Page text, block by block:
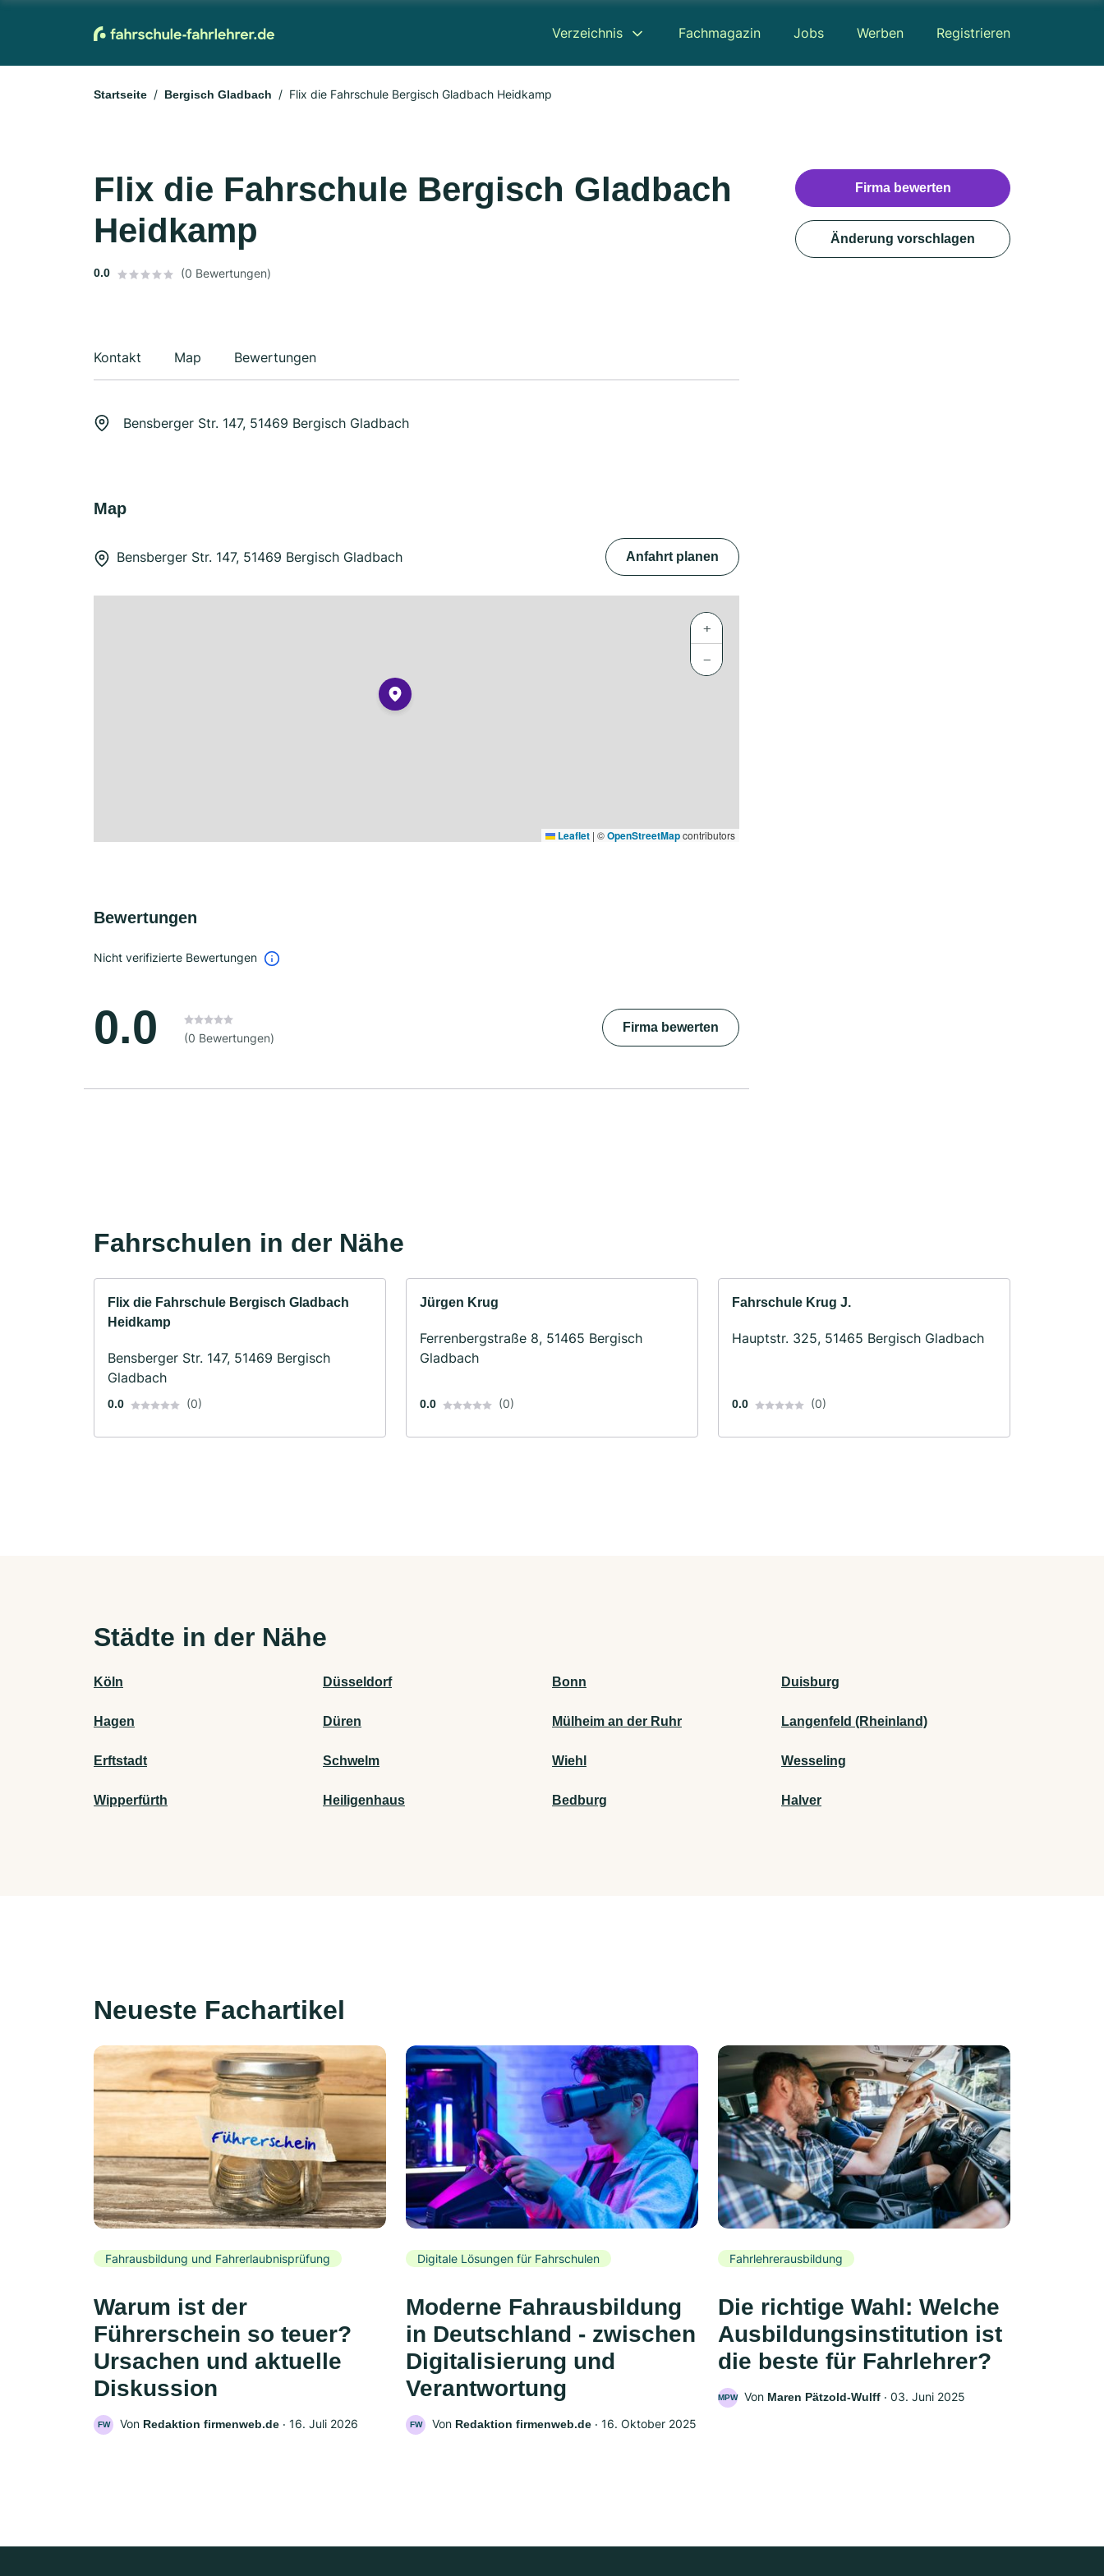
Verzeichnis Fachmagazin Jobs Werben Registrieren
Startseite Bergisch Gladbach Flix die Fahrschule Bergisch Gladbach Heidkamp
Flix die Fahrschule Bergisch Gladbach
Heidkamp
0.0 (0 Bewertungen)
Kontakt Map Bewertungen
Bensberger Str. 147, 51469 Bergisch Gladbach
Map
Bensberger Str. 147, 51469 Bergisch Gladbach Anfahrt planen
+
−
Leaflet | ©OpenStreetMapcontributors
Bewertungen
Nicht verifizierte Bewertungen
0.0 (0 Bewertungen)
Firma bewerten
Firma bewerten
Änderung vorschlagen
Fahrschulen in der Nähe
Flix die Fahrschule Bergisch Gladbach
Heidkamp
Bensberger Str. 147, 51469 Bergisch
Gladbach
0.0 (0)
Jürgen Krug
Ferrenbergstraße 8, 51465 Bergisch
Gladbach
0.0 (0)
Fahrschule Krug J.
Hauptstr. 325, 51465 Bergisch Gladbach
0.0 (0)
Städte in der Nähe
Köln Düsseldorf Bonn Duisburg
Hagen Düren Mülheim an der Ruhr Langenfeld (Rheinland)
Erftstadt Schwelm Wiehl Wesseling
Wipperfürth Heiligenhaus Bedburg Halver
Neueste Fachartikel
Fahrausbildung und Fahrerlaubnisprüfung
Warum ist der
Führerschein so teuer?
Ursachen und aktuelle
Diskussion
FW Von Redaktion firmenweb.de ‧ 16. Juli 2026
Digitale Lösungen für Fahrschulen
Moderne Fahrausbildung
in Deutschland - zwischen
Digitalisierung und
Verantwortung
FW Von Redaktion firmenweb.de ‧ 16. Oktober 2025
Fahrlehrerausbildung
Die richtige Wahl: Welche
Ausbildungsinstitution ist
die beste für Fahrlehrer?
MPW Von Maren Pätzold-Wulff ‧ 03. Juni 2025